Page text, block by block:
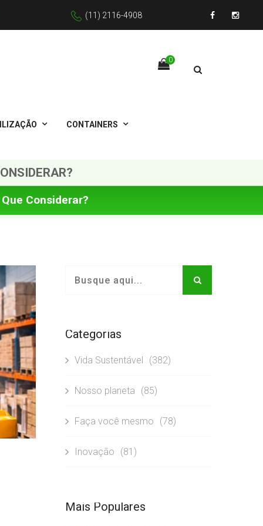
(11) 2116-4908
Facebook
0
CONTAINERS
Considerar?
Categorias
Vida Sustentável (382)
Nosso planeta (85)
Faça você mesmo (78)
Inovação (81)
Mais Populares